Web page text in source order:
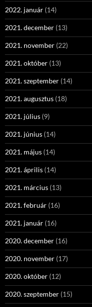
2022. január (14)
2021. december (13)
2021. november (22)
2021. október (13)
2021. szeptember (14)
2021. augusztus (18)
2021. július (9)
2021. június (14)
2021. május (14)
2021. április (14)
2021. március (13)
2021. február (16)
2021. január (16)
2020. december (16)
2020. november (17)
2020. október (12)
2020. szeptember (15)